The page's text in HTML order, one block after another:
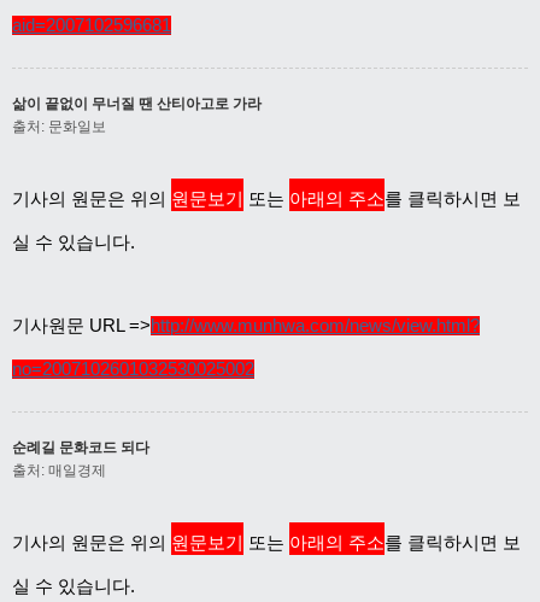
aid=2007102596681
삶이 끝없이 무너질 땐 산티아고로 가라
출처: 문화일보
기사의 원문은 위의 원문보기 또는 아래의 주소를 클릭하시면 보
실 수 있습니다.
기사원문 URL =>http://www.munhwa.com/news/view.html?
no=2007102601032530025002
순례길 문화코드 되다
출처: 매일경제
기사의 원문은 위의 원문보기 또는 아래의 주소를 클릭하시면 보
실 수 있습니다.